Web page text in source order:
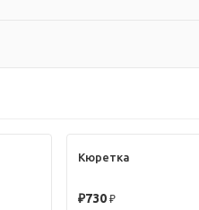
Кюретка
★★★★★
₽730